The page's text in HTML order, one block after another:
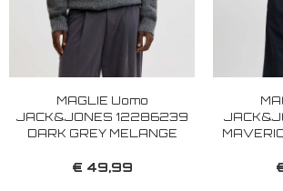
MAGLIE Uomo
JACK&JONES 12286239
DARK GREY MELANGE
€ 49,99